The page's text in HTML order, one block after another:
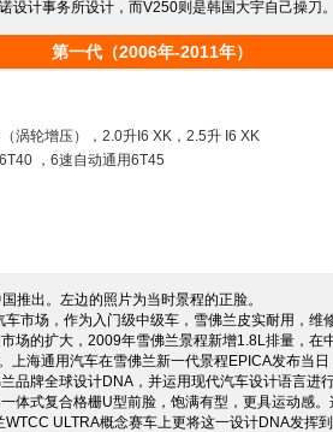
计事务所设计，而V250则是韩国大宇自己操刀。
第一代（2006年-2011年）
涡轮增压），2.0升I6 XK，2.5升 I6 XK
，6速自动通用6T45
国推出。左边的照片为当时景程的正脸。
市场，作为入门级中级车，雪佛兰皮实耐用，维
市场的扩大，2009年雪佛兰景程新增1.8L排量
上海通用汽车在雪佛兰新一代景程EPICA发布当
品牌全球设计DNA，并运用现代汽车设计语言进
体式复合格栅U型前脸，饱满有型，更具运动感
ULTRA概念赛车上更将这一设计DNA发挥